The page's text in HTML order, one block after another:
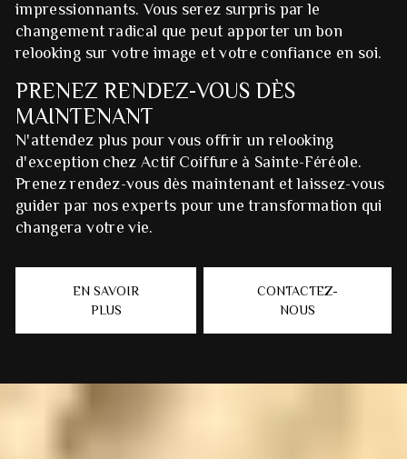
impressionnants. Vous serez surpris par le
changement radical que peut apporter un bon
relooking sur votre image et votre confiance en soi.
PRENEZ RENDEZ-VOUS DÈS
MAINTENANT
N'attendez plus pour vous offrir un relooking
d'exception chez Actif Coiffure à Sainte-Féréole.
Prenez rendez-vous dès maintenant et laissez-vous
guider par nos experts pour une transformation qui
changera votre vie.
EN SAVOIR
PLUS
CONTACTEZ-
NOUS